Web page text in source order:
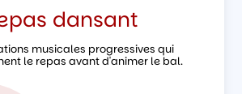
dansant
musicales progressives qui
le repas avant d'animer le bal.